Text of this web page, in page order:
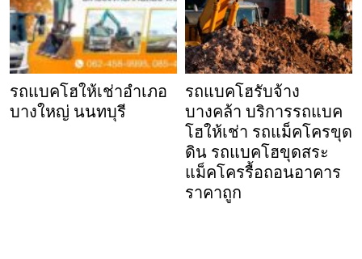
รถแบคโฮให้เช่าอำเภอ
บางใหญ่ นนทบุรี
รถแบคโฮรับจ้าง
บางคล้า บริการรถแบค
โฮให้เช่า รถแม็คโครขุด
ดิน รถแบคโฮขุดสระ
แม็คโครรื้อถอนอาคาร
ราคาถูก